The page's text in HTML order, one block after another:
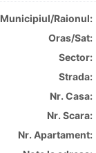
Municipiul/Raionul:
Oras/Sat:
Sector:
Strada:
Nr. Casa:
Nr. Scara:
Nr. Apartament: